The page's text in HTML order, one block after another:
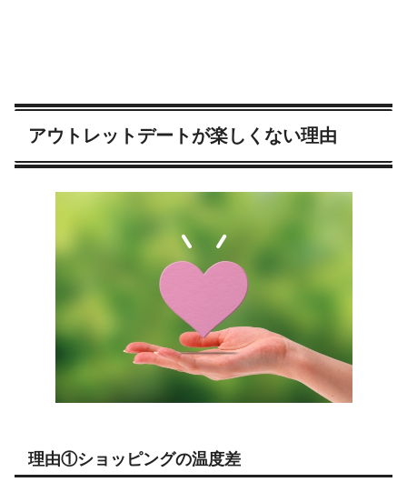
アウトレットデートが楽しくない理由
理由①ショッピングの温度差